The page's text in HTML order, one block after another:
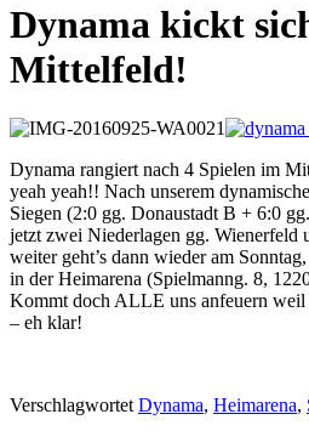
Dynama kickt
Mittelfeld!
Dynama rangiert nach 4 Spielen im
yeah yeah!! Nach unserem
Siegen (2:0 gg. Donaustadt B + 6:0
jetzt zwei Niederlagen gg.
weiter geht’s dann wieder am
in der Heimarena (Spielmanng. 8,
Kommt doch ALLE uns anfeuern
– eh klar!
Verschlagwortet Dynama, Heimarena,